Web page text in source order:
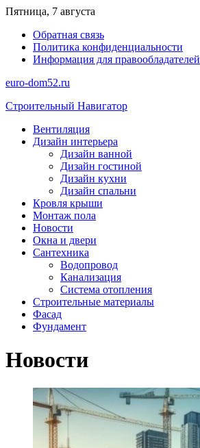
Перейти
содержимому
Пятница, 7 августа
Обратная связь
Политика конфиденциальности
Информация для правообладателей
euro-dom52.ru
Строительный Навигатор
Вентиляция
Дизайн интерьера
Дизайн ванной
Дизайн гостиной
Дизайн кухни
Дизайн спальни
Кровля крыши
Монтаж пола
Новости
Окна и двери
Сантехника
Водопровод
Канализация
Система отопления
Строительные материалы
Фасад
Фундамент
Новости